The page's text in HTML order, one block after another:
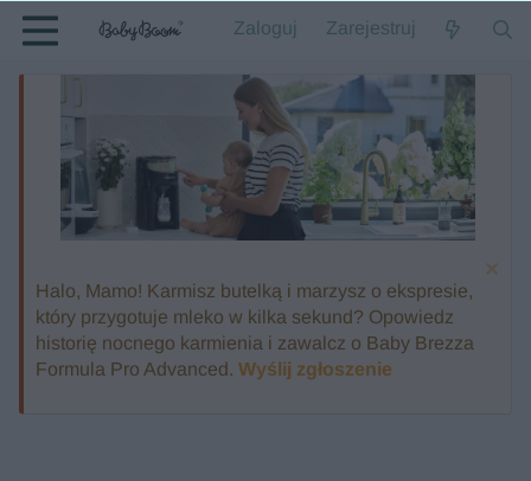
Zaloguj Zarejestruj
Halo, Mamo! Karmisz butelką i marzysz o ekspresie,
który przygotuje mleko w kilka sekund? Opowiedz
historię nocnego karmienia i zawalcz o Baby Brezza
Formula Pro Advanced. Wyślij zgłoszenie